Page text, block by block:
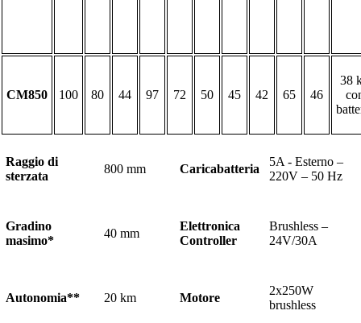
CM850 100 80 44 97 72 50 45 42 65 46
38
Raggio di
sterzata
800 mm Caricabatteria
5A - Esterno –
220V – 50 Hz
Gradino
masimo*
40 mm
Elettronica
Controller
Brushless –
24V/30A
Autonomia** 20 km Motore
2x250W
brushless